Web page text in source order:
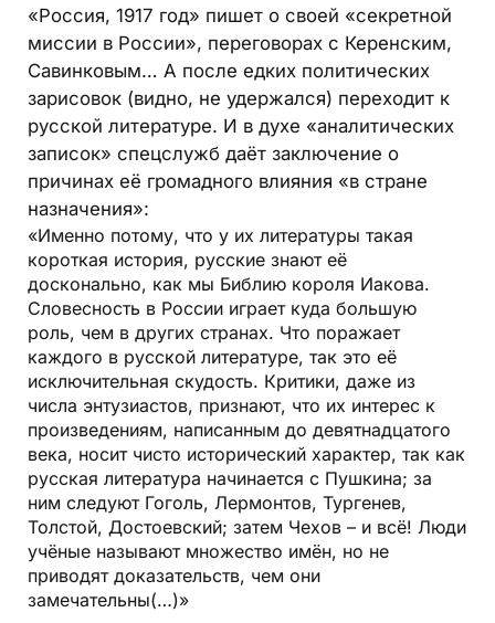
«Россия, 1917 год» пишет о своей «секретной
миссии в России», переговорах с Керенским,
Савинковым… А после едких политических
зарисовок (видно, не удержался) переходит к
русской литературе. И в духе «аналитических
записок» спецслужб даёт заключение о
причинах её громадного влияния «в стране
назначения»:
«Именно потому, что у их литературы такая
короткая история, русские знают её
досконально, как мы Библию короля Иакова.
Словесность в России играет куда большую
роль, чем в других странах. Что поражает
каждого в русской литературе, так это её
исключительная скудость. Критики, даже из
числа энтузиастов, признают, что их интерес к
произведениям, написанным до девятнадцатого
века, носит чисто исторический характер, так как
русская литература начинается с Пушкина; за
ним следуют Гоголь, Лермонтов, Тургенев,
Толстой, Достоевский; затем Чехов – и всё! Люди
учёные называют множество имён, но не
приводят доказательств, чем они
замечательны(…)»